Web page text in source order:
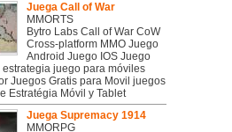
Juega Call of War
MMORTS
Bytro Labs Call of War CoW
Cross-platform MMO Juego
Android Juego IOS Juego
juego para móviles
Juegos Gratis para Movil juegos
Estratégia Móvil y Tablet
Juega Supremacy 1914
MMORPG